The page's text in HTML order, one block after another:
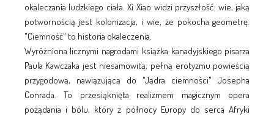
okaleczania ludzkiego ciała. Xi Xiao widzi przyszłość: wie, jaką
potwornością jest kolonizacja, i wie, że pokocha geometrę.
"Ciemność" to historia okaleczenia.
Wyróżniona licznymi nagrodami książka kanadyjskiego pisarza
Paula Kawczaka jest niesamowitą, pełną erotyzmu powieścią
przygodową, nawiązującą do "Jądra ciemności" Josepha
Conrada. To przesiąknięta realizmem magicznym opera
pożądania i bólu, który z północy Europy do serca Afryki